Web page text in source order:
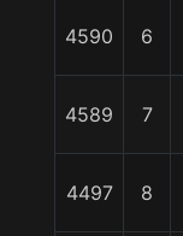
4590 6
4589 7
4497 8